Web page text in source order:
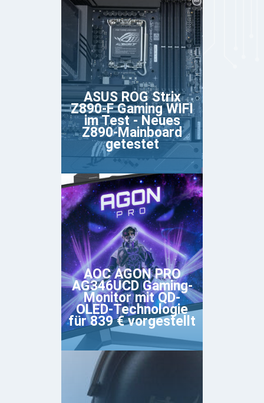
ASUS ROG Strix
Z890-F Gaming WIFI
im Test - Neues
Z890-Mainboard
getestet
AOC AGON PRO
AG346UCD Gaming-
Monitor mit QD-
OLED-Technologie
für 839 € vorgestellt